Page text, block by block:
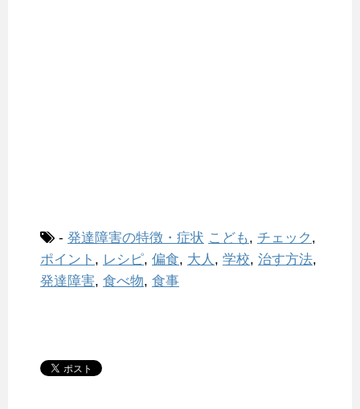
- 発達障害の特徴・症状 こども, チェック ,
ポイント , レシピ, 偏食, 大人 , 学校, 治す方法,
発達障害, 食べ物, 食事